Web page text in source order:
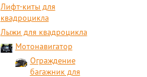
Лифт-киты для
квадроцикла
Лыжи для квадроцикла
Мотонавигатор
Ограждение
багажник для